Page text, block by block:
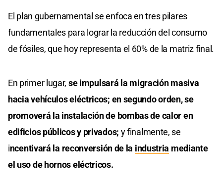
El plan gubernamental se enfoca en tres pilares
fundamentales para lograr la reducción del consumo
de fósiles, que hoy representa el 60% de la matriz final.
En primer lugar, se impulsará la migración masiva
hacia vehículos eléctricos; en segundo orden, se
promoverá la instalación de bombas de calor en
edificios públicos y privados; y finalmente, se
incentivará la reconversión de la industria mediante
el uso de hornos eléctricos.